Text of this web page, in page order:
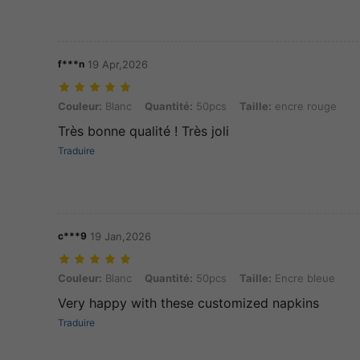
f***n 19 Apr,2026
Couleur: Blanc, Quantité: 50pcs, Taille: encre rouge
Couleur: Blanc Quantité: 50pcs Taille: encre rouge
Très bonne qualité ! Très joli
Traduire
c***9 19 Jan,2026
Couleur: Blanc, Quantité: 50pcs, Taille: Encre bleue
Couleur: Blanc Quantité: 50pcs Taille: Encre bleue
Very happy with these customized napkins
Traduire